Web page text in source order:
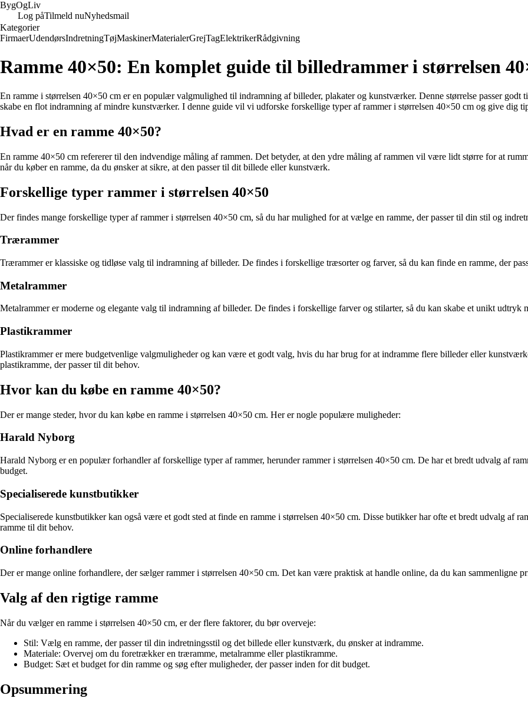
BygOgLiv
Log påTilmeld nuNyhedsmail
Kategorier
FirmaerUdendørsIndretningTøjMaskinerMaterialerGrejTagElektrikerRådgivning
Ramme 40×50: En komplet guide til billedrammer i størrelsen
En ramme i størrelsen 40×50 cm er en populær valgmulighed til indramning af billeder, plakater og kunstværker. Denne størrelse passer
skabe en flot indramning af mindre kunstværker. I denne guide vil vi udforske forskellige typer af rammer i størrelsen 40×50 cm og give dig
Hvad er en ramme 40×50?
En ramme 40×50 cm refererer til den indvendige måling af rammen. Det betyder, at den ydre måling af rammen vil være lidt større for at
når du køber en ramme, da du ønsker at sikre, at den passer til dit billede eller kunstværk.
Forskellige typer rammer i størrelsen 40×50
Der findes mange forskellige typer af rammer i størrelsen 40×50 cm, så du har mulighed for at vælge en ramme, der passer til din stil og
Trærammer
Trærammer er klassiske og tidløse valg til indramning af billeder. De findes i forskellige træsorter og farver, så du kan finde en ramme, der
Metalrammer
Metalrammer er moderne og elegante valg til indramning af billeder. De findes i forskellige farver og stilarter, så du kan skabe et unikt udtryk
Plastikrammer
Plastikrammer er mere budgetvenlige valgmuligheder og kan være et godt valg, hvis du har brug for at indramme flere billeder eller
plastikramme, der passer til dit behov.
Hvor kan du købe en ramme 40×50?
Der er mange steder, hvor du kan købe en ramme i størrelsen 40×50 cm. Her er nogle populære muligheder:
Harald Nyborg
Harald Nyborg er en populær forhandler af forskellige typer af rammer, herunder rammer i størrelsen 40×50 cm. De har et bredt udvalg af
budget.
Specialiserede kunstbutikker
Specialiserede kunstbutikker kan også være et godt sted at finde en ramme i størrelsen 40×50 cm. Disse butikker har ofte et bredt udvalg af
ramme til dit behov.
Online forhandlere
Der er mange online forhandlere, der sælger rammer i størrelsen 40×50 cm. Det kan være praktisk at handle online, da du kan sammenligne
Valg af den rigtige ramme
Når du vælger en ramme i størrelsen 40×50 cm, er der flere faktorer, du bør overveje:
Stil: Vælg en ramme, der passer til din indretningsstil og det billede eller kunstværk, du ønsker at indramme.
Materiale: Overvej om du foretrækker en træramme, metalramme eller plastikramme.
Budget: Sæt et budget for din ramme og søg efter muligheder, der passer inden for dit budget.
Opsummering